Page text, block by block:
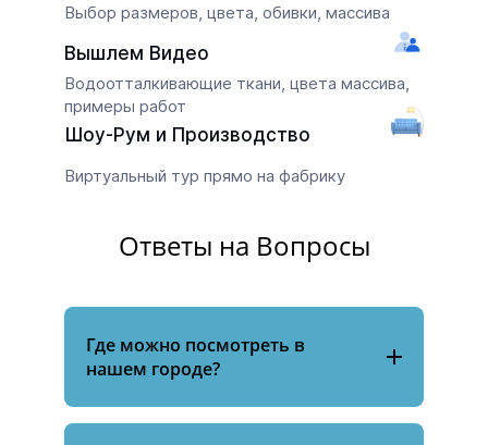
Выбор размеров, цвета, обивки, массива
Вышлем Видео
Водоотталкивающие ткани, цвета массива,
примеры работ
Шоу-Рум и Производство
Виртуальный тур прямо на фабрику
Ответы на Вопросы
Где можно посмотреть в
нашем городе?